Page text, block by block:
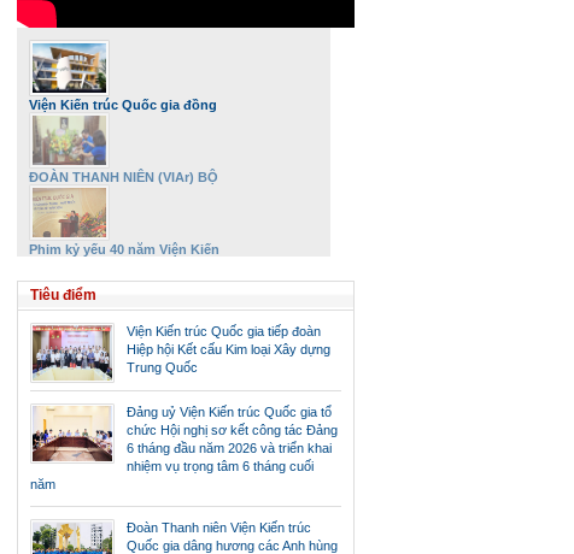
Viện Kiến trúc Quốc gia đồng
hành và phát triển
ĐOÀN THANH NIÊN (VIAr) BỘ
XÂY DỰNG DÂNG HƯƠNG VÀ TRI
ÂN ĐẠI TƯỚNG VÕ NGUYÊN
GIÁP NHÂN DỊP 27/7
Phim kỷ yếu 40 năm Viện Kiến
Tiêu điểm
Viện Kiến trúc Quốc gia tiếp đoàn
Hiệp hội Kết cấu Kim loại Xây dựng
Trung Quốc
Đảng uỷ Viện Kiến trúc Quốc gia tổ
chức Hội nghị sơ kết công tác Đảng
6 tháng đầu năm 2026 và triển khai
nhiệm vụ trọng tâm 6 tháng cuối
năm
Đoàn Thanh niên Viện Kiến trúc
Quốc gia dâng hương các Anh hùng